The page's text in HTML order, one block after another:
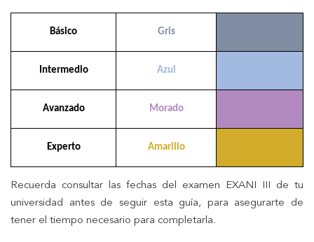
Básico Gris
Intermedio Azul
Avanzado Morado
Experto Amarillo
Recuerda consultar las fechas del examen EXANI III de tu
universidad antes de seguir esta guía, para asegurarte de
tener el tiempo necesario para completarla.